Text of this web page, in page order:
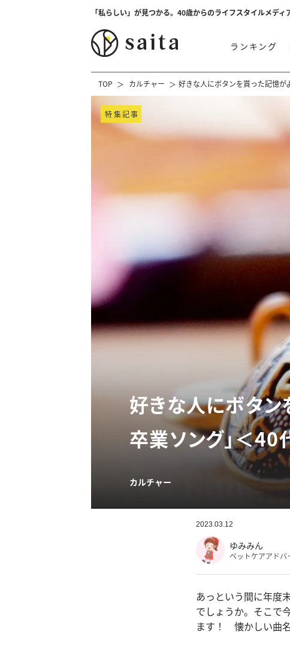
「私らしい」が見つかる。40歳からのライフスタイルメディ
ランキング
TOP カルチャー 好きな人にボタンを貰った記憶
特集記事
好きな人にボタ
卒業ソング」＜
カルチャー
2023.03.12
ゆみみん
ペットケアアドバ
あっという間に年度
でしょうか。そこで
ます！ 懐かしい曲